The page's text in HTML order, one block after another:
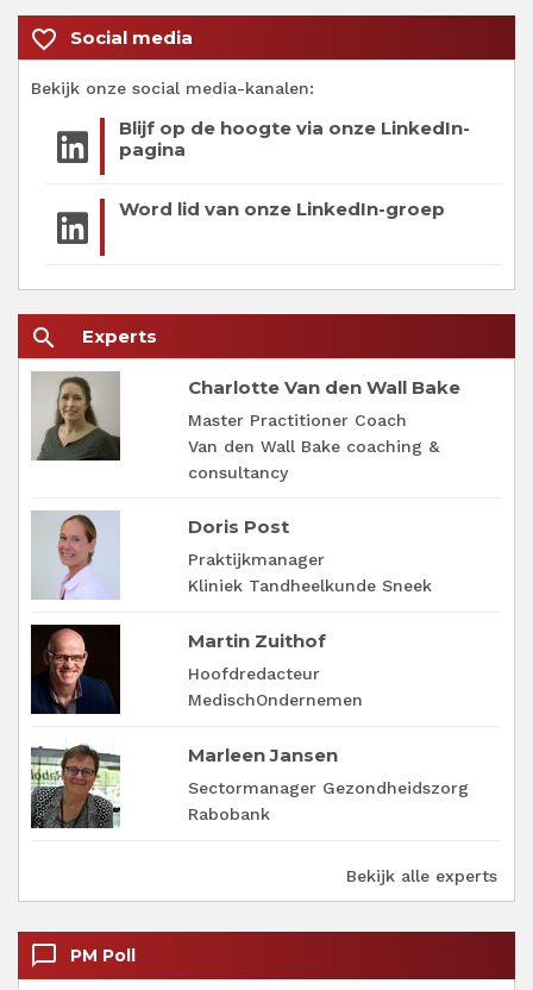
favorite_border Social media
Bekijk onze social media-kanalen:
Blijf op de hoogte via onze LinkedIn-
pagina
Word lid van onze LinkedIn-groep
search Experts
Charlotte Van den Wall Bake
Master Practitioner Coach
Van den Wall Bake coaching &
consultancy
Doris Post
Praktijkmanager
Kliniek Tandheelkunde Sneek
Martin Zuithof
Hoofdredacteur
MedischOndernemen
Marleen Jansen
Sectormanager Gezondheidszorg
Rabobank
Bekijk alle experts
chat_bubble_outline PM Poll